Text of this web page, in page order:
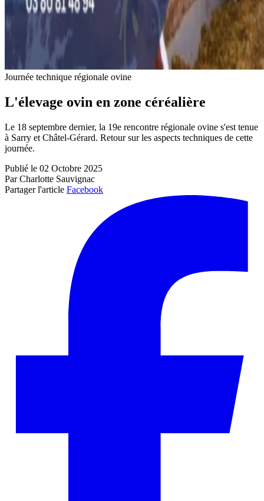
Journée technique régionale ovine
L'élevage ovin en zone céréalière
Le 18 septembre dernier, la 19e rencontre régionale ovine s'est tenue
à Sarry et Châtel-Gérard. Retour sur les aspects techniques de cette
journée.
Publié le 02 Octobre 2025
Par Charlotte Sauvignac
Partager l'article Facebook